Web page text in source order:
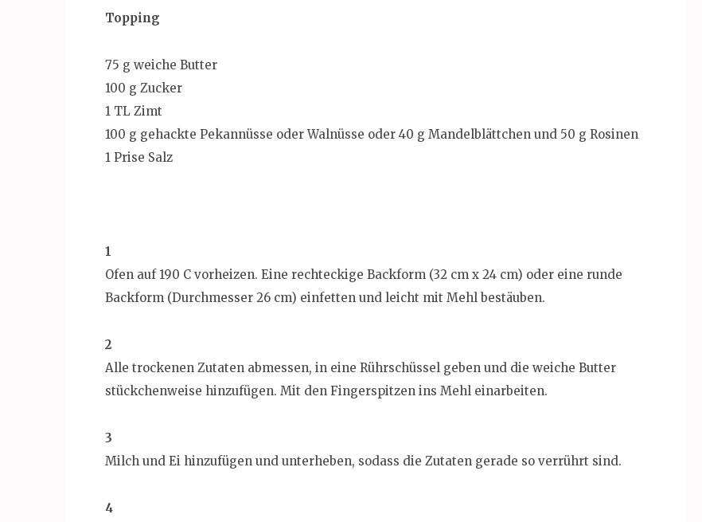
Topping
75 g weiche Butter
100 g Zucker
1 TL Zimt
100 g gehackte Pekannüsse oder Walnüsse oder 40 g Mandelblättchen und 50 g Rosinen
1 Prise Salz
1
Ofen auf 190 C vorheizen. Eine rechteckige Backform (32 cm x 24 cm) oder eine runde
Backform (Durchmesser 26 cm) einfetten und leicht mit Mehl bestäuben.
2
Alle trockenen Zutaten abmessen, in eine Rührschüssel geben und die weiche Butter
stückchenweise hinzufügen. Mit den Fingerspitzen ins Mehl einarbeiten.
3
Milch und Ei hinzufügen und unterheben, sodass die Zutaten gerade so verrührt sind.
4